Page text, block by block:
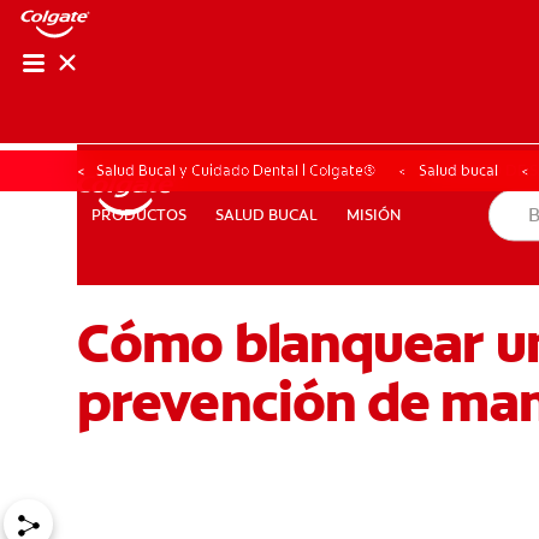
PRODUCTOS SALUD BUCAL MISIÓN
PROMOCIONES NI (ES) SUSCRÍBASE
PRODUCTOS SALUD BUCAL MISIÓN
CHEQUEO DE
Salud Bucal y Cuidado Dental | Colgate® Salud bucal
Cómo blanquear
prevención de